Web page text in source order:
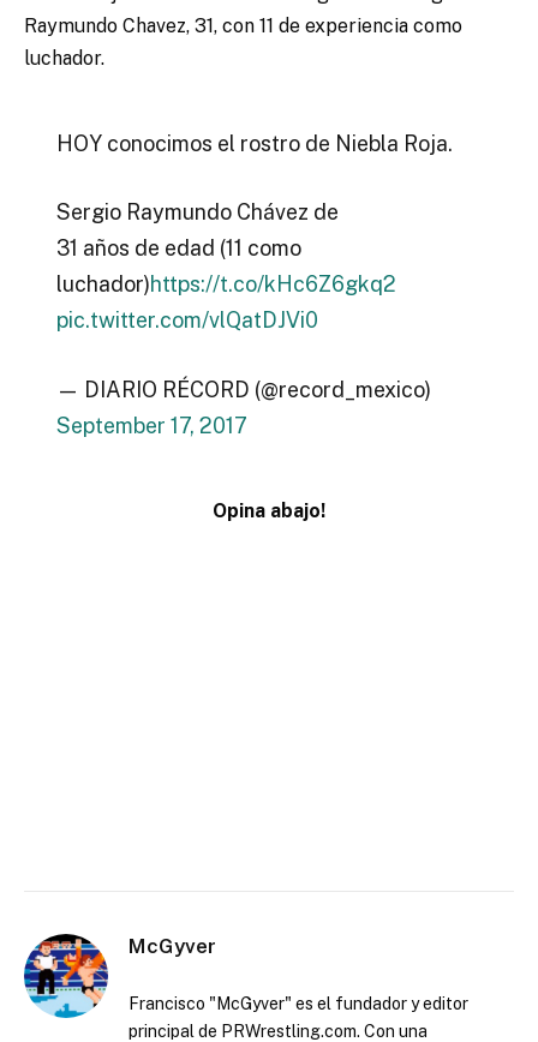
Raymundo Chavez, 31, con 11 de experiencia como
luchador.
HOY conocimos el rostro de Niebla Roja.
Sergio Raymundo Chávez de
31 años de edad (11 como
luchador)https://t.co/kHc6Z6gkq2
pic.twitter.com/vlQatDJVi0
— DIARIO RÉCORD (@record_mexico)
September 17, 2017
Opina abajo!
McGyver
Francisco "McGyver" es el fundador y editor
principal de PRWrestling.com. Con una